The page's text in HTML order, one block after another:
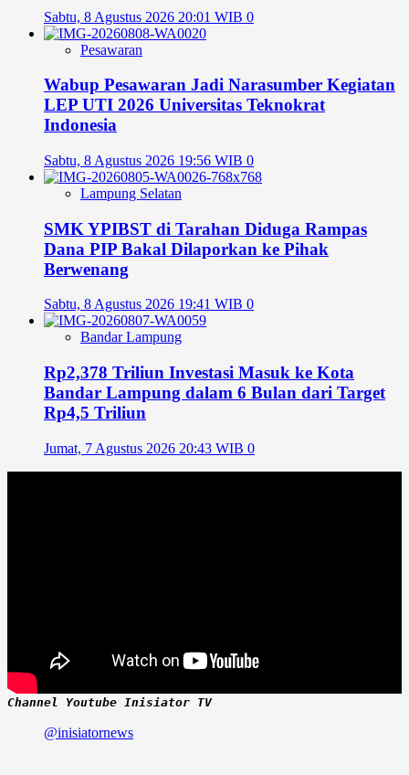
Sabtu, 8 Agustus 2026 20:01 WIB 0
Pesawaran
Wabup Pesawaran Jadi Narasumber Kegiatan
LEP UTI 2026 Universitas Teknokrat
Indonesia
Sabtu, 8 Agustus 2026 19:56 WIB 0
Lampung Selatan
SMK YPIBST di Tarahan Diduga Rampas
Dana PIP Bakal Dilaporkan ke Pihak
Berwenang
Sabtu, 8 Agustus 2026 19:41 WIB 0
Bandar Lampung
Rp2,378 Triliun Investasi Masuk ke Kota
Bandar Lampung dalam 6 Bulan dari Target
Rp4,5 Triliun
Jumat, 7 Agustus 2026 20:43 WIB 0
Channel Youtube Inisiator TV
@inisiatornews